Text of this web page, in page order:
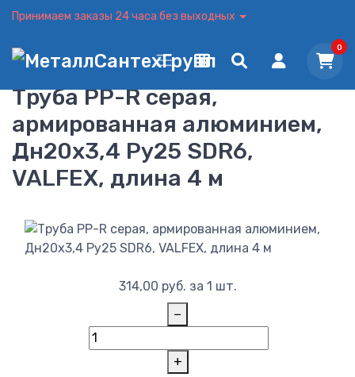
Принимаем заказы 24 часа без выходных
0
Труба PP-R серая,
армированная алюминием,
Дн20х3,4 Ру25 SDR6,
VALFEX, длина 4 м
314,00 руб. за 1 шт.
−
+